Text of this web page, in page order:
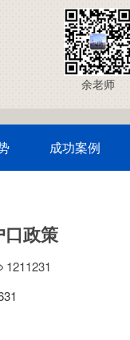
余老师
成功案例
口政策
1211231